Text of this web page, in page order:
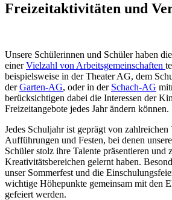
Freizeitaktivitäten und
Unsere Schülerinnen und Schüler haben
einerVielzahl von Arbeitsgemeinschaften
beispielsweise in der Theater AG, dem
derGarten-AG, oder in der Schach-AG
berücksichtigen dabei die Interessen der
Freizeitangebote jedes Jahr ändern können.
Jedes Schuljahr ist geprägt von zahlreichen
Aufführungen und Festen, bei denen
Schüler stolz ihre Talente präsentieren und
Kreativitätsbereichen gelernt haben.
unser Sommerfest und die
wichtige Höhepunkte gemeinsam mit den
gefeiert werden.